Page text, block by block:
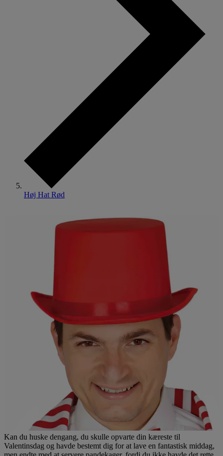
Høj Hat Rød
Kan du huske dengang, du skulle opvarte din kæreste til
Valentinsdag og havde bestemt dig for at lave en fantastisk middag,